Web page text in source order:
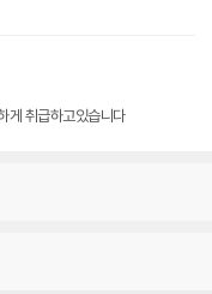
게 취급하고있습니다